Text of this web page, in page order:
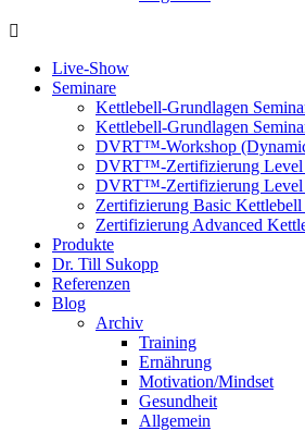
Live-Show
Seminare
Kettlebell-Grundlagen
Kettlebell-Grundlagen
DVRT™-Workshop
DVRT™-Zertifizierung Level
DVRT™-Zertifizierung Level
Zertifizierung Basic Kettlebell
Zertifizierung Advanced
Produkte
Dr. Till Sukopp
Referenzen
Blog
Archiv
Training
Ernährung
Motivation/Mindset
Gesundheit
Allgemein